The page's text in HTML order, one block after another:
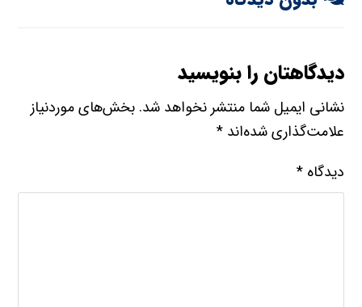
دیدگاهتان را بنویسید
نشانی ایمیل شما منتشر نخواهد شد. بخش‌های موردنیاز
علامت‌گذاری شده‌اند*
دیدگاه*